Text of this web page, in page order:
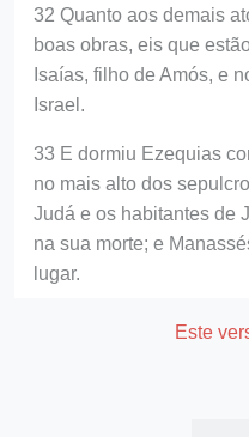
32 Quanto aos demais
boas obras, eis que
Isaías, filho de Amós, e
Israel.
33 E dormiu Ezequias
no mais alto dos
Judá e os habitantes de
na sua morte; e
lugar.
Este